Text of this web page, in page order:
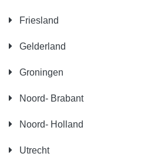
Friesland
Gelderland
Groningen
Noord- Brabant
Noord- Holland
Utrecht